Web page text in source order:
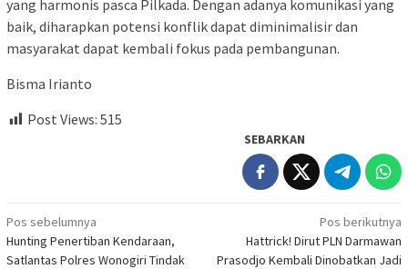
yang harmonis pasca Pilkada. Dengan adanya komunikasi yang
baik, diharapkan potensi konflik dapat diminimalisir dan
masyarakat dapat kembali fokus pada pembangunan.
Bisma Irianto
Post Views: 515
SEBARKAN
Navigasi
pos
Pos sebelumnya
Hunting Penertiban Kendaraan,
Satlantas Polres Wonogiri Tindak
Pos berikutnya
Hattrick! Dirut PLN Darmawan
Prasodjo Kembali Dinobatkan Jadi